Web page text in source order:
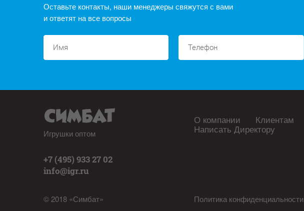
Оставьте контакты, наши менеджеры свяжутся с вами
и ответят на все вопросы
Игрушки оптом
+7 (495) 933 27 02
info@igr.ru
© 2018 «Симбат»
О компании Клиентам
Написать Директору
Политика конфиденциальности